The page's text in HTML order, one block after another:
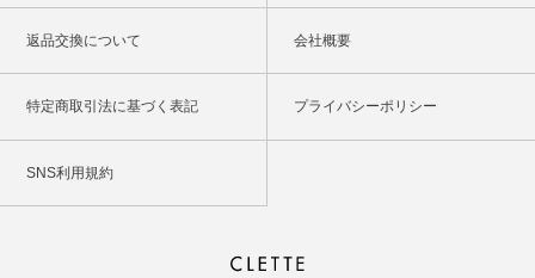
返品交換について 会社概要
特定商取引法に基づく表記 プライバシーポリシー
SNS利用規約